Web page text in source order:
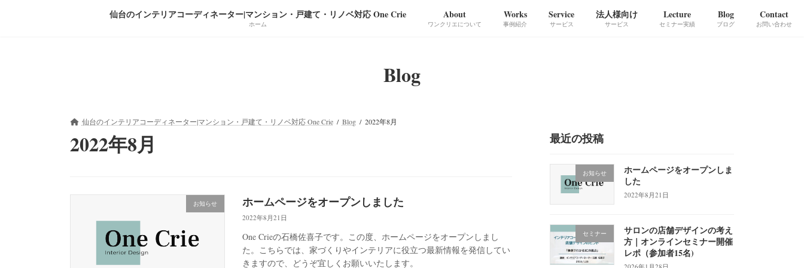
仙台のインテリアコーディネーター|マンション・戸建て・リノベ対応 One Crie
ホーム
About
ワンクリエについて
Works
事例紹介
Service
サービス
法人様向け
サービス
Lecture
セミナー実績
Blog
ブログ
Contact
お問い合わせ
Blog
仙台のインテリアコーディネーター|マンション・戸建て・リノベ対応 One Crie Blog 2022年8月
2022年8月
お知らせ ホームページをオープンしました
2022年8月21日
One Crieの石橋佐喜子です。この度、ホームページをオープンしまし
た。こちらでは、家づくりやインテリアに役立つ最新情報を発信してい
きますので、どうぞ宜しくお願いいたします。
最近の投稿
お知らせ
ホームページをオープンしま
した
2022年8月21日
セミナー
サロンの店舗デザインの考え
方｜オンラインセミナー開催
レポ（参加者15名)